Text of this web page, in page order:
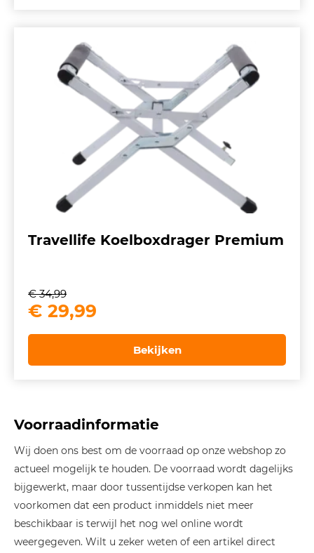
Travellife Koelboxdrager Premium
€34,99
Oorspronkelijke
€ 34,99.
€ 29,99
€ 29,99.
Bekijken
Voorraadinformatie
Wij doen ons best om de voorraad op onze webshop zo
actueel mogelijk te houden. De voorraad wordt dagelijks
bijgewerkt, maar door tussentijdse verkopen kan het
voorkomen dat een product inmiddels niet meer
beschikbaar is terwijl het nog wel online wordt
weergegeven. Wilt u zeker weten of een artikel direct